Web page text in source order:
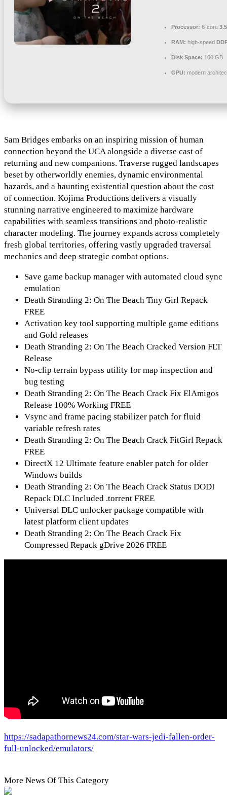
Processor: 6-core
RAM: high-speed
Disk Space: 100 GB
GPU: modern
Sam Bridges embarks on an inspiring mission of human
connection beyond the UCA alongside a diverse cast of
returning and new companions. Traverse rugged landscapes
beset by otherworldly enemies, dynamic environmental
hazards, and a haunting existential question about the cost
of connection. Kojima Productions delivers a visually
stunning narrative engineered to maximize hardware
capabilities with seamless transitions and photo-realistic
character modeling. The journey expands across completely
fresh global territories, offering vastly upgraded traversal
mechanics and deep strategic combat options.
Save game backup manager with automated cloud sync
emulation
Death Stranding 2: On The Beach Tiny Girl Repack
FREE
Activation key tool supporting multiple game editions
and Gold releases
Death Stranding 2: On The Beach Cracked Version FLT
Release
No-clip terrain bypass utility for map inspection and
bug testing
Death Stranding 2: On The Beach Crack Fix ElAmigos
Release 100% Working FREE
Vsync and frame pacing stabilizer patch for fluid
variable refresh rates
Death Stranding 2: On The Beach Crack FitGirl Repack
FREE
DirectX 12 Ultimate feature enabler patch for older
Windows builds
Death Stranding 2: On The Beach Crack Status DODI
Repack DLC Included .torrent FREE
Universal DLC unlocker package compatible with
latest platform client updates
Death Stranding 2: On The Beach Crack Fix
Compressed Repack gDrive 2026 FREE
https://sadapathornews24.com/star-wars-jedi-fallen-order-
full-unlocked/emulators/
More News Of This Category